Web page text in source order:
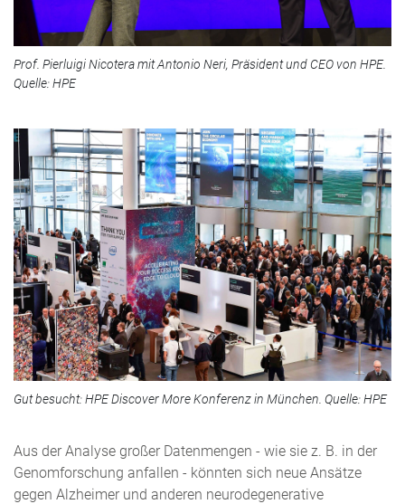
Prof. Pierluigi Nicotera mit Antonio Neri, Präsident und CEO von HPE.
Quelle: HPE
Gut besucht: HPE Discover More Konferenz in München. Quelle: HPE
Aus der Analyse großer Datenmengen - wie sie z. B. in der
Genomforschung anfallen - könnten sich neue Ansätze
gegen Alzheimer und anderen neurodegenerative